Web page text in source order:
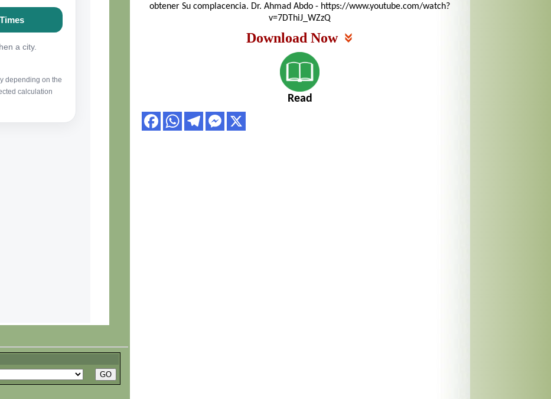
obtener Su complacencia. Dr. Ahmad Abdo - https://www.youtube.com/watch?
v=7DThiJ_WZzQ
Download Now
Read